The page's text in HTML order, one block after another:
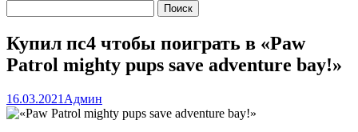
Купил пс4 чтобы поиграть в «Paw
Patrol mighty pups save adventure bay!»
16.03.2021 Админ